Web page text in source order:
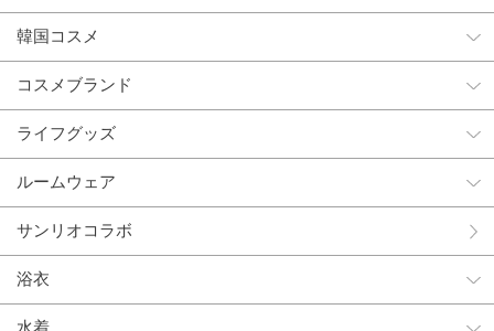
韓国コスメ
コスメブランド
ライフグッズ
ルームウェア
サンリオコラボ
浴衣